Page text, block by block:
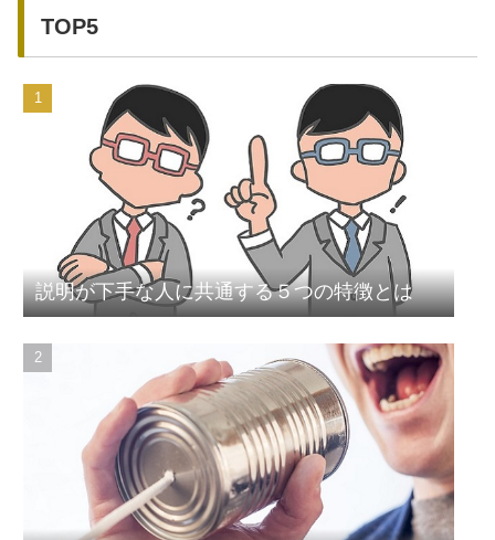
TOP5
説明が下手な人に共通する５つの特徴とは